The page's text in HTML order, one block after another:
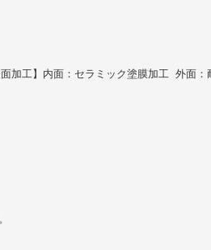
加工】内面：セラミック塗膜加工 外面：